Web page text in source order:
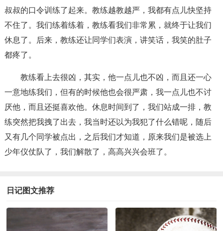
叔叔的口令训练了起来。教练越教越严，我都有点儿快坚持
不住了。我们练着练着，教练看我们非常累，就终于让我们
休息了。后来，教练还让同学们表演，讲笑话，我笑的肚子
都疼了。
教练看上去很凶，其实，他一点儿也不凶，而且还一心
一意地练我们，但有的时候他也会很严肃，我一点儿也不讨
厌他，而且还挺喜欢他。休息时间到了，我们站成一排，教
练突然把我拽了出去，我当时还以为我犯了什么错呢，随后
又有几个同学被点出，之后我们才知道，原来我们是被选上
少年仪仗队了，我们解散了，高高兴兴会班了。
日记图文推荐